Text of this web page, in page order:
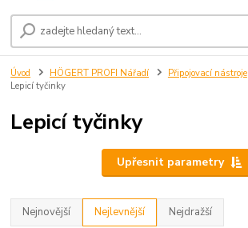
Úvod HÖGERT PROFI Nářadí Připojovací nástroje
Lepicí tyčinky
Lepicí tyčinky
Upřesnit parametry
Nejnovější Nejlevnější Nejdražší